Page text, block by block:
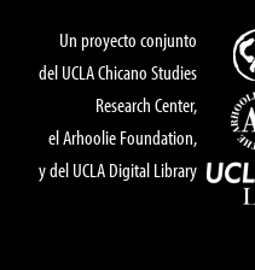
Un proyecto conjunto
del UCLA Chicano Studies
Research Center,
el Arhoolie Foundation,
y del UCLA Digital Library